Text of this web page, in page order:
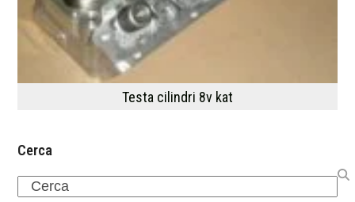
Testa cilindri 8v kat
Cerca
Search